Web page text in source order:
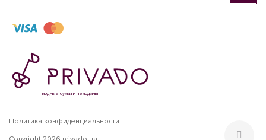
модные сумки и чемоданы
Политика конфиденциальности